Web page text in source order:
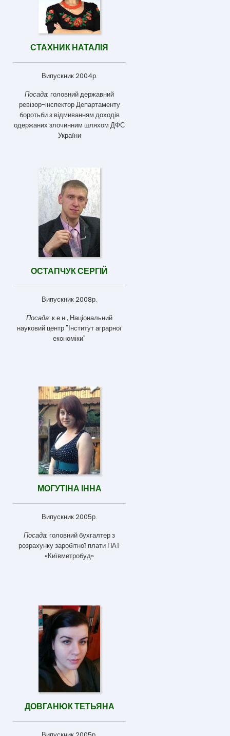
СТАХНИК НАТАЛІЯ
Випускник 2004р.
Посада: головний державний
ревізор-інспектор Департаменту
боротьби з відмиванням доходів
одержаних злочинним шляхом ДФС
України
ОСТАПЧУК СЕРГІЙ
Випускник 2008р.
Посада: к.е.н., Національний
науковий центр "Інститут аграрної
економіки"
МОГУТІНА ІННА
Випускник 2005р.
Посада: головний бухгалтер з
розрахунку заробітної плати ПАТ
«Київметробуд»
ДОВГАНЮК ТЕТЬЯНА